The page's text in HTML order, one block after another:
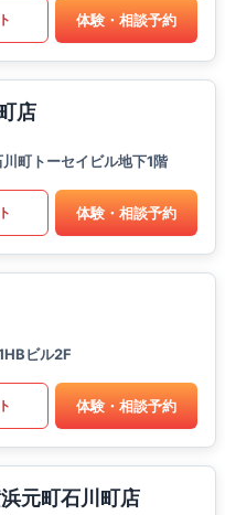
体験・相談予約
店
町トーセイビル地下1階
体験・相談予約
ビル2F
体験・相談予約
元町石川町店